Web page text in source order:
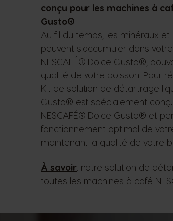
conçu pour les machines à
Gusto®
Au fil du temps, les minéraux
peuvent s'accumuler dans
NESCAFÉ® Dolce Gusto®,
qualité de votre boisson. Pour
Kit de solution de détartrage
Gusto® est spécialement
NESCAFÉ® Dolce Gusto® et
fonctionnement optimal de
maintenant la qualité de votre
À savoir: notre solution de
toutes les machines à café